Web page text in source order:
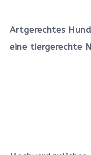
Artgerechtes
eine tiergerechte